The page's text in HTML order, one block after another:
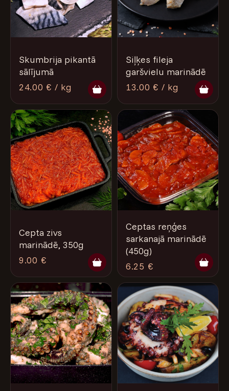
Skumbrija pikantā
sālījumā
24.00 € / kg
Siļķes fileja
garšvielu marinādē
13.00 € / kg
Cepta zivs
marinādē, 350g
9.00 €
Ceptas reņģes
sarkanajā marinādē
(450g)
6.25 €